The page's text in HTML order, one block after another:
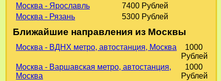
Москва - Ярославль
7400 Рублей
Москва - Рязань
5300 Рублей
Ближайшие направления из Москвы
Москва - ВДНХ метро, автостанция, Москва
1000
Рублей
Москва - Варшавская метро, автостанция,
Москва
1000
Рублей